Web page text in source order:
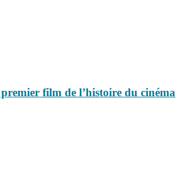
premier film de l’histoire du cinéma